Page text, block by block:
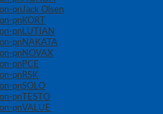
Jack Olsen
KORT
LUTIAN
NAKATA
NOVAX
PCE
RSK
SOLO
TESTO
VALUE